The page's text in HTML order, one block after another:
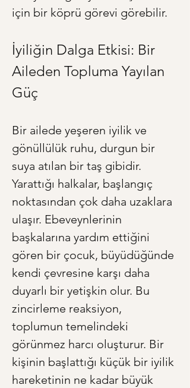
için bir köprü görevi görebilir.
İyiliğin Dalga Etkisi: Bir
Aileden Topluma Yayılan
Güç
Bir ailede yeşeren iyilik ve
gönüllülük ruhu, durgun bir
suya atılan bir taş gibidir.
Yarattığı halkalar, başlangıç
noktasından çok daha uzaklara
ulaşır. Ebeveynlerinin
başkalarına yardım ettiğini
gören bir çocuk, büyüdüğünde
kendi çevresine karşı daha
duyarlı bir yetişkin olur. Bu
zincirleme reaksiyon,
toplumun temelindeki
görünmez harcı oluşturur. Bir
kişinin başlattığı küçük bir iyilik
hareketinin ne kadar büyük